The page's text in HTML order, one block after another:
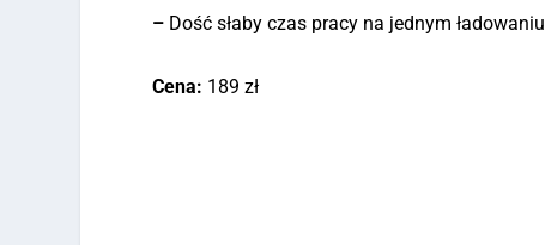
– Dość słaby czas pracy na jednym ładowaniu
Cena: 189 zł